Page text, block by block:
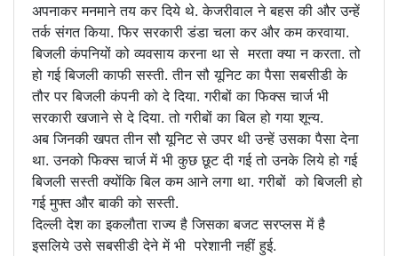
अपनाकर मनमाने तय कर दिये थे. केजरीवाल ने बहस की और उन्हें
तर्क संगत किया. फिर सरकारी डंडा चला कर और कम करवाया.
बिजली कंपनियों को व्यवसाय करना था से मरता क्या न करता. तो
हो गई बिजली काफी सस्ती. तीन सौ यूनिट का पैसा सबसीडी के
तौर पर बिजली कंपनी को दे दिया. गरीबों का फिक्स चार्ज भी
सरकारी खजाने से दे दिया. तो गरीबों का बिल हो गया शून्य.
अब जिनकी खपत तीन सौ यूनिट से उपर थी उन्हें उसका पैसा देना
था. उनको फिक्स चार्ज में भी कुछ छूट दी गई तो उनके लिये हो गई
बिजली सस्ती क्योंकि बिल कम आने लगा था. गरीबों को बिजली हो
गई मुफ्त और बाकी को सस्ती.
दिल्ली देश का इकलौता राज्य है जिसका बजट सरप्लस में है
इसलिये उसे सबसीडी देने में भी परेशानी नहीं हुई.